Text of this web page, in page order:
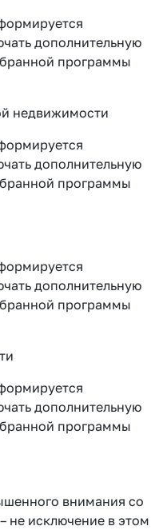
дополнительную
программы
недвижимости
дополнительную
программы
дополнительную
программы
дополнительную
программы
внимания со
не исключение в этом